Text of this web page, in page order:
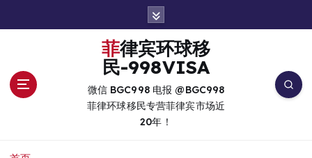
菲律宾环球移
民-998VISA
微信 BGC998 电报 @BGC998
菲律环球移民专营菲律宾市场近
20年！